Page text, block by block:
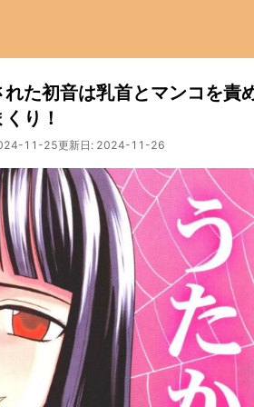
れた初音は乳首とマンコを責
り！
11-25更新日: 2024-11-26